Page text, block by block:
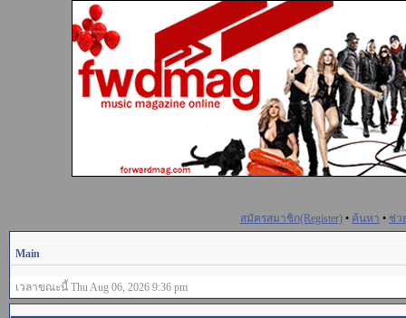
สมัครสมาชิก(Register) • ค้นหา • ช่ว
Main
เวลาขณะนี้ Thu Aug 06, 2026 9:36 pm